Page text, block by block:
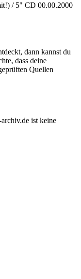
/ 5" CD 00.00.2000
dann kannst du
dass deine
Quellen
ist keine